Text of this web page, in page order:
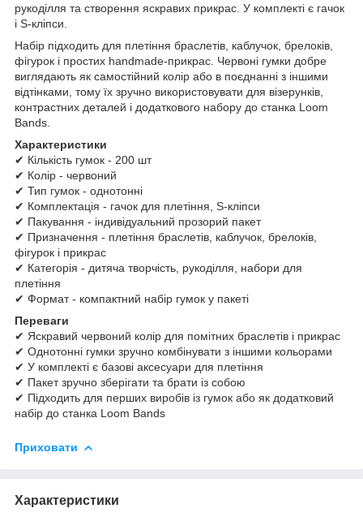
рукоділля та створення яскравих прикрас. У комплекті є гачок
і S-кліпси.
Набір підходить для плетіння браслетів, каблучок, брелоків,
фігурок і простих handmade-прикрас. Червоні гумки добре
виглядають як самостійний колір або в поєднанні з іншими
відтінками, тому їх зручно використовувати для візерунків,
контрастних деталей і додаткового набору до станка Loom
Bands.
Характеристики
✔ Кількість гумок - 200 шт
✔ Колір - червоний
✔ Тип гумок - однотонні
✔ Комплектація - гачок для плетіння, S-кліпси
✔ Пакування - індивідуальний прозорий пакет
✔ Призначення - плетіння браслетів, каблучок, брелоків,
фігурок і прикрас
✔ Категорія - дитяча творчість, рукоділля, набори для
плетіння
✔ Формат - компактний набір гумок у пакеті
Переваги
✔ Яскравий червоний колір для помітних браслетів і прикрас
✔ Однотонні гумки зручно комбінувати з іншими кольорами
✔ У комплекті є базові аксесуари для плетіння
✔ Пакет зручно зберігати та брати із собою
✔ Підходить для перших виробів із гумок або як додатковий
набір до станка Loom Bands
Приховати
Характеристики